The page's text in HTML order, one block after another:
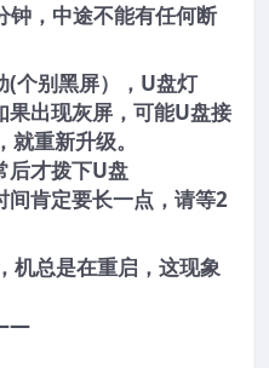
钟，中途不能有任何断
(个别黑屏），U盘灯
果出现灰屏，可能U盘接
重新升级。
后才拨下U盘
间肯定要长一点，请等2
机总是在重启，这现象